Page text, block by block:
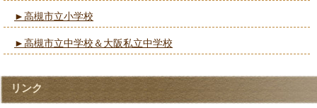
►高槻市立小学校
►高槻市立中学校＆大阪私立中学校
リンク